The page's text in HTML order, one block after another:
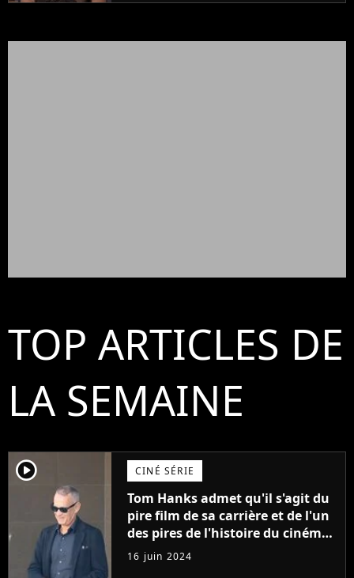
TOP ARTICLES DE
LA SEMAINE
player2 CINÉ SÉRIE
Tom Hanks admet qu'il s'agit du
pire film de sa carrière et de l'un
des pires de l'histoire du cinéma :
"L'un des films les plus
médiocres jamais réalisés"
16 juin 2024